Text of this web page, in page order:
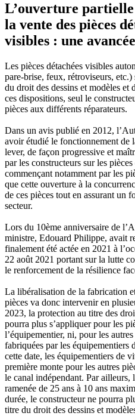
L’ouverture
la vente des pièces
visibles : une
Les pièces détachées visibles
pare-brise, feux, rétroviseurs,
du droit des dessins et modèles et
ces dispositions, seul le
pièces aux différents réparateurs.
Dans un avis publié en 2012,
avoir étudié le fonctionnement de
lever, de façon progressive et
par les constructeurs sur les
commençant notamment par les
que cette ouverture à la
de ces pièces tout en assurant un
secteur.
Lors du 10ème anniversaire de
ministre, Edouard Philippe, avait
finalement été actée en 2021 à
22 août 2021 portant sur la lutte
le renforcement de la résilience
La libéralisation de la fabrication
pièces va donc intervenir en
2023, la protection au titre des
pourra plus s’appliquer pour les
l’équipementier, ni, pour les
fabriquées par les équipementiers
cette date, les équipementiers de
première monte pour les autres
le canal indépendant. Par ailleurs,
ramenée de 25 ans à 10 ans
durée, le constructeur ne pourra
titre du droit des dessins et